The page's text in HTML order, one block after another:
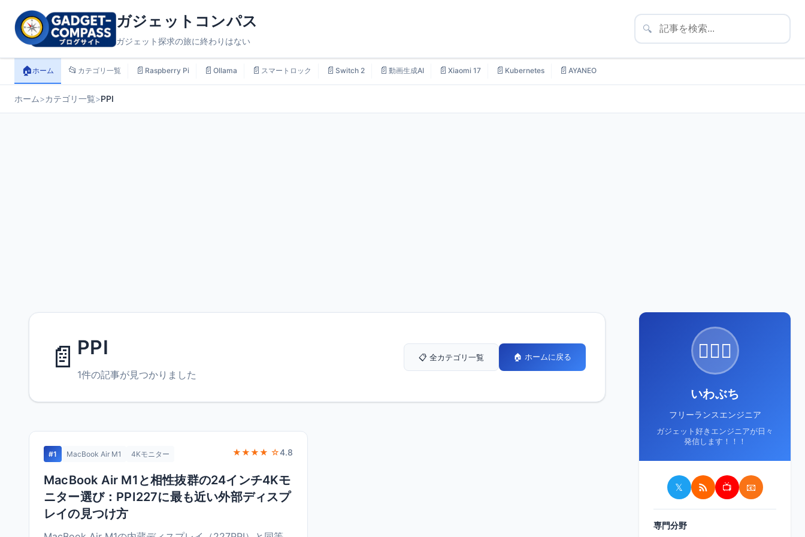
ガジェットコンパス
ガジェット探求の旅に終わりはない
🔍
🏠ホーム 📂 カテゴリ一覧 📄 Raspberry Pi 📄 Ollama 📄 スマートロック 📄 Switch 2 📄 動画生成AI 📄 Xiaomi 17 📄 Kubernetes 📄 AYANEO
ホーム>カテゴリ一覧>PPI
📄 PPI
1件の記事が見つかりました
📋 全カテゴリ一覧 🏠 ホームに戻る
#1 MacBook Air M1 4Kモニター ★★★★ ☆4.8
MacBook Air M1と相性抜群の24インチ4Kモ
ニター選び：PPI227に最も近い外部ディスプ
レイの見つけ方
🙋🏻‍♂️
いわぶち
フリーランスエンジニア
ガジェット好きエンジニアが日々
発信します！！！
𝕏 📺 📧
専門分野